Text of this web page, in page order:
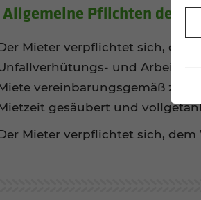
Allgemeine Pflichten des
Mieter verpflichtet sich, den
und
vereinbarungsgemäß zu
gesäubert und
Mieter verpflichtet sich,